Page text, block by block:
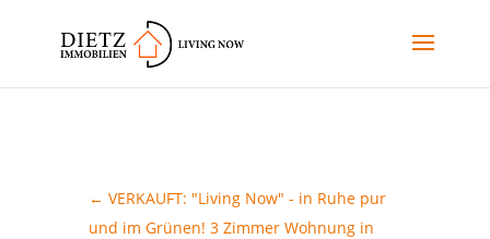
← VERKAUFT: "Living Now" - in Ruhe pur
und im Grünen! 3 Zimmer Wohnung in